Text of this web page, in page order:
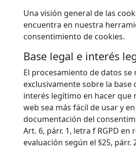
Una visión general de las
encuentra en nuestra
consentimiento de cookies.
Base legal e interés
El procesamiento de datos se
exclusivamente sobre la base
interés legítimo en hacer que
web sea más fácil de usar y
documentación del
Art. 6, párr. 1, letra f RGPD en
evaluación según el §25, párr.